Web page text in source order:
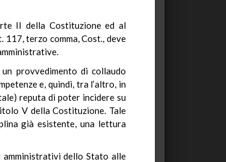
II della Costituzione ed al
terzo comma, Cost., deve
provvedimento di collaudo
e, quindi, tra l’altro, in
reputa di poter incidere su
V della Costituzione. Tale
già esistente, una lettura
dello Stato alle